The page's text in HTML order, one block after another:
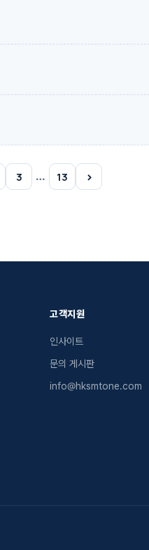
3 … 13 ›
고객지원
인사이트
문의 게시판
info@hksmtone.com